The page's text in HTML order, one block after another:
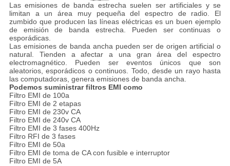
Las emisiones de banda estrecha suelen ser artificiales y se
limitan a un área muy pequeña del espectro de radio. El
zumbido que producen las líneas eléctricas es un buen ejemplo
de emisión de banda estrecha. Pueden ser continuas o
esporádicas.
Las emisiones de banda ancha pueden ser de origen artificial o
natural. Tienden a afectar a una gran área del espectro
electromagnético. Pueden ser eventos únicos que son
aleatorios, esporádicos o continuos. Todo, desde un rayo hasta
las computadoras, genera emisiones de banda ancha.
Podemos suministrar filtros EMI como
Filtro EMI de 100a
Filtro EMI de 2 etapas
Filtro EMI de 230v CA
Filtro EMI de 240v CA
Filtro EMI de 3 fases 400Hz
Filtro RFI de 3 fases
Filtro EMI de 50a
Filtro EMI de toma de CA con fusible e interruptor
Filtro EMI de 5A